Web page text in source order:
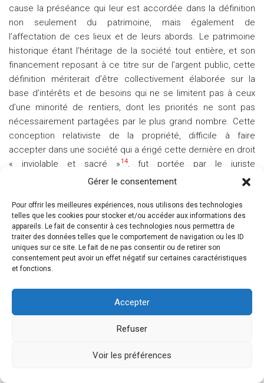
Gérer le consentement
Pour offrir les meilleures expériences, nous utilisons des technologies
telles que les cookies pour stocker et/ou accéder aux informations des
appareils. Le fait de consentir à ces technologies nous permettra de
traiter des données telles que le comportement de navigation ou les ID
uniques sur ce site. Le fait de ne pas consentir ou de retirer son
consentement peut avoir un effet négatif sur certaines caractéristiques
et fonctions.
Accepter
Refuser
Voir les préférences
cause la préséance qui leur est accordée dans la définition
non seulement du patrimoine, mais également de
l’affectation de ces lieux et de leurs abords. Le patrimoine
historique étant l’héritage de la société tout entière, et son
financement reposant à ce titre sur de l’argent public, cette
définition mériterait d’être collectivement élaborée sur la
base d’intérêts et de besoins qui ne se limitent pas à ceux
d’une minorité de rentiers, dont les priorités ne sont pas
nécessairement partagées par le plus grand nombre. Cette
conception relativiste de la propriété, difficile à faire
accepter dans une société qui a érigé cette dernière en droit
« inviolable et sacré »14, fut portée par le juriste
Raymond Saleilles, qui affirmait à la fin du XIX
siècle que les
des besoins sociaux de chaque époque » – on pourrait
aujourd’hui y ajouter les nécessités dictées par l’urgence
environnementale. Il jugeait par ailleurs que le droit de
propriété devait apparaître, « comme ce doit être le cas pour
tous les rapports de l’homme vivant en société, comme
l’intérêt général15». Il ouvrait ainsi la voie à la loi de 1913, la
première en France à avoir limité le droit de propriété au nom
historiques. Il importe aujourd’hui de se réapproprier et
votées sous la pression d’intérêts catégoriels.